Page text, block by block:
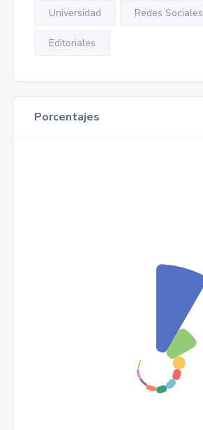
Universidad Redes Sociales
Editoriales
Porcentajes